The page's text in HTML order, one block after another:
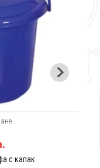
с капак